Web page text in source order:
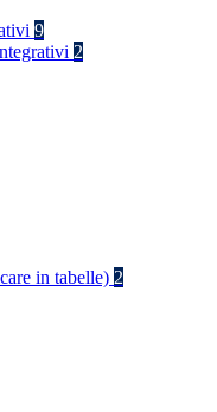
9
2
in tabelle) 2